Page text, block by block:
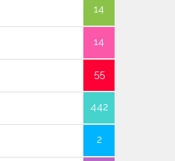
14
14
55
442
2